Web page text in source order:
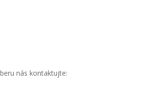
nás kontaktujte: